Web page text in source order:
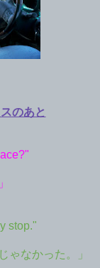
のあと
stop."
ゃなかった。」